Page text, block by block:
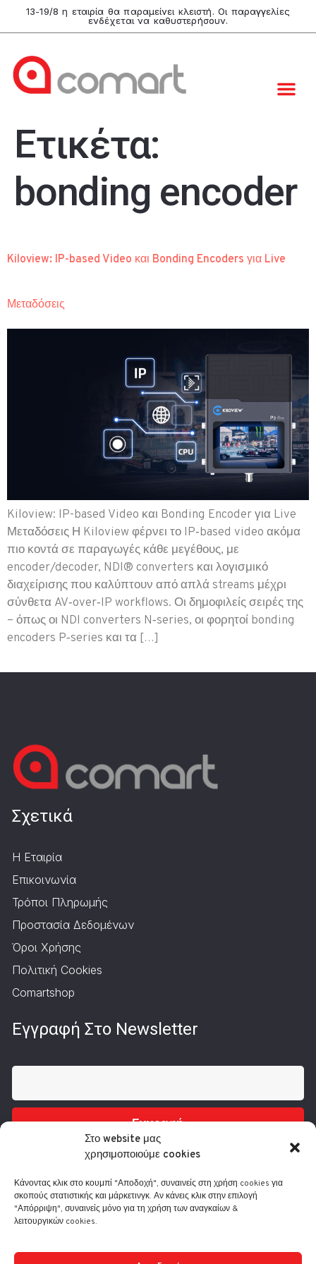
Στο website μας
χρησιμοποιούμε cookies
Κάνοντας κλικ στο κουμπί "Αποδοχή", συναινείς στη χρήση cookies για
σκοπούς στατιστικής και μάρκετινγκ. Αν κάνεις κλικ στην επιλογή
"Απόρριψη", συναινείς μόνο για τη χρήση των αναγκαίων &
λειτουργικών cookies.
13-19/8 η εταιρία θα παραμείνει κλειστή. Οι παραγγελίες
ενδέχεται να καθυστερήσουν.
Ετικέτα:
bonding encoder
Kiloview: IP-based Video και Bonding Encoders για Live
Μεταδόσεις
Kiloview: IP-based Video και Bonding Encoder για Live
Μεταδόσεις Η Kiloview φέρνει το IP‑based video ακόμα
πιο κοντά σε παραγωγές κάθε μεγέθους, με
encoder/decoder, NDI® converters και λογισμικό
διαχείρισης που καλύπτουν από απλά streams μέχρι
σύνθετα AV‑over‑IP workflows. Οι δημοφιλείς σειρές της
– όπως οι NDI converters N‑series, οι φορητοί bonding
encoders P‑series και τα […]
Σχετικά
Η Εταιρία
Επικοινωνία
Τρόποι Πληρωμής
Προστασία Δεδομένων
Όροι Χρήσης
Πολιτική Cookies
Comartshop
Εγγραφή Στο Newsletter
Εγγραφή
Τηλ.: 210 3416200